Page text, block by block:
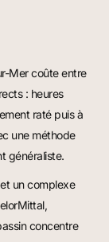
Mer coûte entre
: heures
raté puis à
une méthode
généraliste.
un complexe
concentre